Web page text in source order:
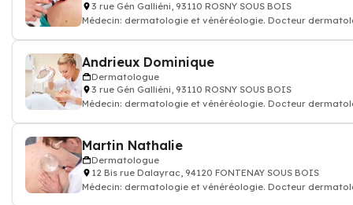
3 rue Gén Galliéni, 93110 ROSNY SOUS BOIS
Médecin: dermatologie et vénéréologie. Docteur
Andrieux Dominique
Dermatologue
3 rue Gén Galliéni, 93110 ROSNY SOUS BOIS
Médecin: dermatologie et vénéréologie. Docteur
Martin Nathalie
Dermatologue
12 Bis rue Dalayrac, 94120 FONTENAY SOUS BOIS
Médecin: dermatologie et vénéréologie. Docteur